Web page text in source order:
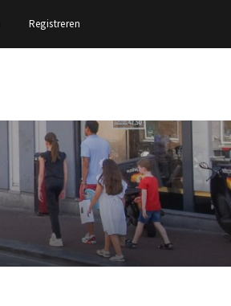
Registreren